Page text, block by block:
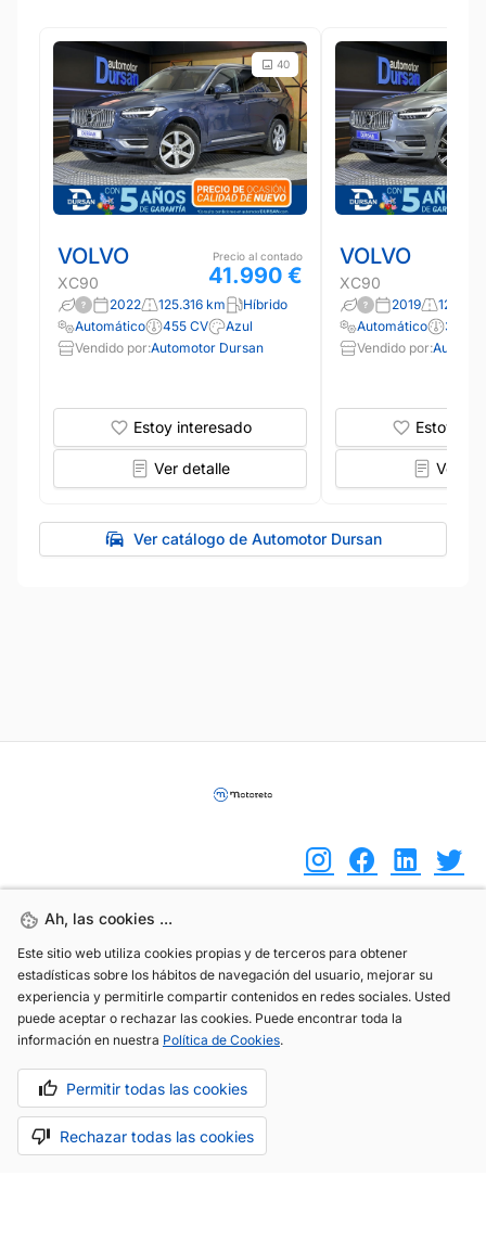
40
VOLVO
XC90
Precio al contado
41.990 €
2022 125.316 km
Híbrido
Automático
455 CV
Azul
Vendido por:Automotor Dursan
Estoy interesado
Ver detalle
VOLVO
XC90
2019
Automático
390
Vendido por:
Estoy
Ver
Ver catálogo de Automotor Dursan
Ah, las cookies ...
Este sitio web utiliza cookies propias y de terceros para obtener
estadísticas sobre los hábitos de navegación del usuario, mejorar su
experiencia y permitirle compartir contenidos en redes sociales. Usted
puede aceptar o rechazar las cookies. Puede encontrar toda la
información en nuestra Política de Cookies.
Permitir todas las cookies
Rechazar todas las cookies
Ah, las cookies ...
Este sitio web utiliza cookies propias y de terceros para obtener
estadísticas sobre los hábitos de navegación del usuario, mejorar su
experiencia y permitirle compartir contenidos en redes sociales. Usted
puede aceptar o rechazar las cookies. Puede encontrar toda la
información en nuestra Política de Cookies.
Permitir todas las cookies
Rechazar todas las cookies
info@motoreto.com
Aviso legal Política de cookies